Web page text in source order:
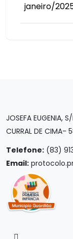
janeiro/
JOSEFA EUGENIA,
CURRAL DE CIMA-
Telefone: (83)
Email: